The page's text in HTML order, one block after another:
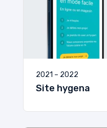
2021 – 2022
Site hygena